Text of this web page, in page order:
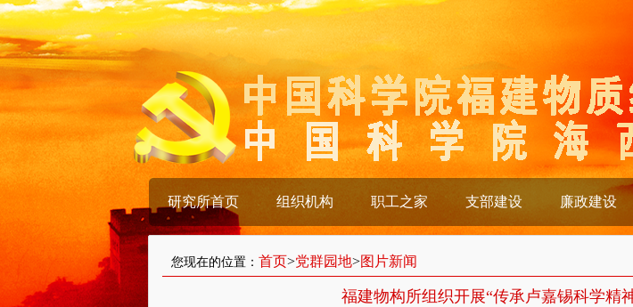
研究所首页 组织机构 职工之家 支部建设 廉政建设
您现在的位置： 首页>党群园地>图片新闻
福建物构所组织开展“传承卢嘉锡科学精